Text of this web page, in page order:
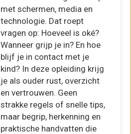
met schermen, media en
technologie. Dat roept
vragen op: Hoeveel is oké?
Wanneer grijp je in? En hoe
blijf je in contact met je
kind? In deze opleiding krijg
je als ouder rust, overzicht
en vertrouwen. Geen
strakke regels of snelle tips,
maar begrip, herkenning en
praktische handvatten die